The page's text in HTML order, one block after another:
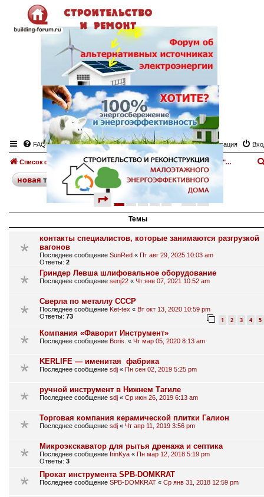
FAQ Регистрация
Список форумов Инструменты для строительства Доска объявлений "Строительные инструменты"
новаятема поискрасширенный
1 из 10
Темы
контакты специалистов, которые занимаются разгрузкой
вагонов
Последнее сообщение SunRed « Пт авг 29, 2025 10:03 am
Ответы: 2
Гриндер Левша шлифовальное оборудование
Последнее сообщение senj22 « Чт янв 07, 2021 10:52 am
Сверла по металлу СССР
Последнее сообщение Ket-tex « Вт окт 13, 2020 10:59 pm
Ответы: 73 1 2 3 4 5
Компания «Фаворит Инструмент»
Последнее сообщение Boris. « Чт мар 05, 2020 8:13 am
KERLIFE — именитая фабрика
Последнее сообщение sdj « Пн сен 02, 2019 5:25 pm
ручной инструмент в Нижнем Тагиле
Последнее сообщение sdj « Ср июн 26, 2019 6:13 am
Торговая компания керамической плитки Галион
Последнее сообщение sdj « Чт апр 11, 2019 3:56 pm
Микроэкскаватор для рытья дренажа и септика
Последнее сообщение IrinKya « Пн мар 12, 2018 5:19 pm
Ответы: 3
Прокат инструмента SPB-DOMKRAT
Последнее сообщение SPB-DOMKRAT « Ср янв 31, 2018 12:59 pm